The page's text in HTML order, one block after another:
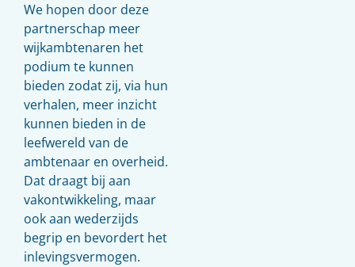
We hopen door deze
partnerschap meer
wijkambtenaren het
podium te kunnen
bieden zodat zij, via hun
verhalen, meer inzicht
kunnen bieden in de
leefwereld van de
ambtenaar en overheid.
Dat draagt bij aan
vakontwikkeling, maar
ook aan wederzijds
begrip en bevordert het
inlevingsvermogen.